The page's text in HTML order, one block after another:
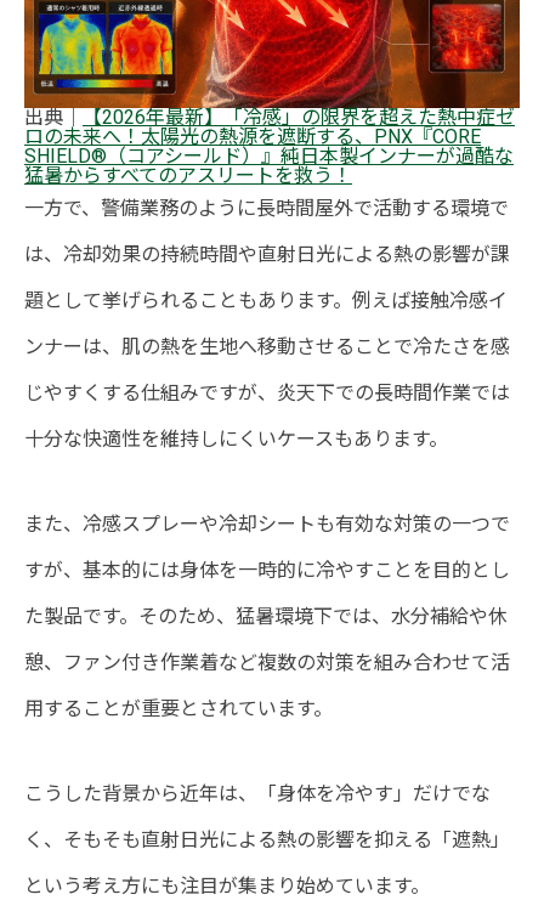
出典｜
【2026年最新】「冷感」の限界を超えた熱中症ゼ
ロの未来へ！太陽光の熱源を遮断する、PNX『CORE
SHIELD®（コアシールド）』純日本製インナーが過酷な
猛暑からすべてのアスリートを救う！
一方で、警備業務のように長時間屋外で活動する環境で
は、冷却効果の持続時間や直射日光による熱の影響が課
題として挙げられることもあります。例えば接触冷感イ
ンナーは、肌の熱を生地へ移動させることで冷たさを感
じやすくする仕組みですが、炎天下での長時間作業では
十分な快適性を維持しにくいケースもあります。
また、冷感スプレーや冷却シートも有効な対策の一つで
すが、基本的には身体を一時的に冷やすことを目的とし
た製品です。そのため、猛暑環境下では、水分補給や休
憩、ファン付き作業着など複数の対策を組み合わせて活
用することが重要とされています。
こうした背景から近年は、「身体を冷やす」だけでな
く、そもそも直射日光による熱の影響を抑える「遮熱」
という考え方にも注目が集まり始めています。